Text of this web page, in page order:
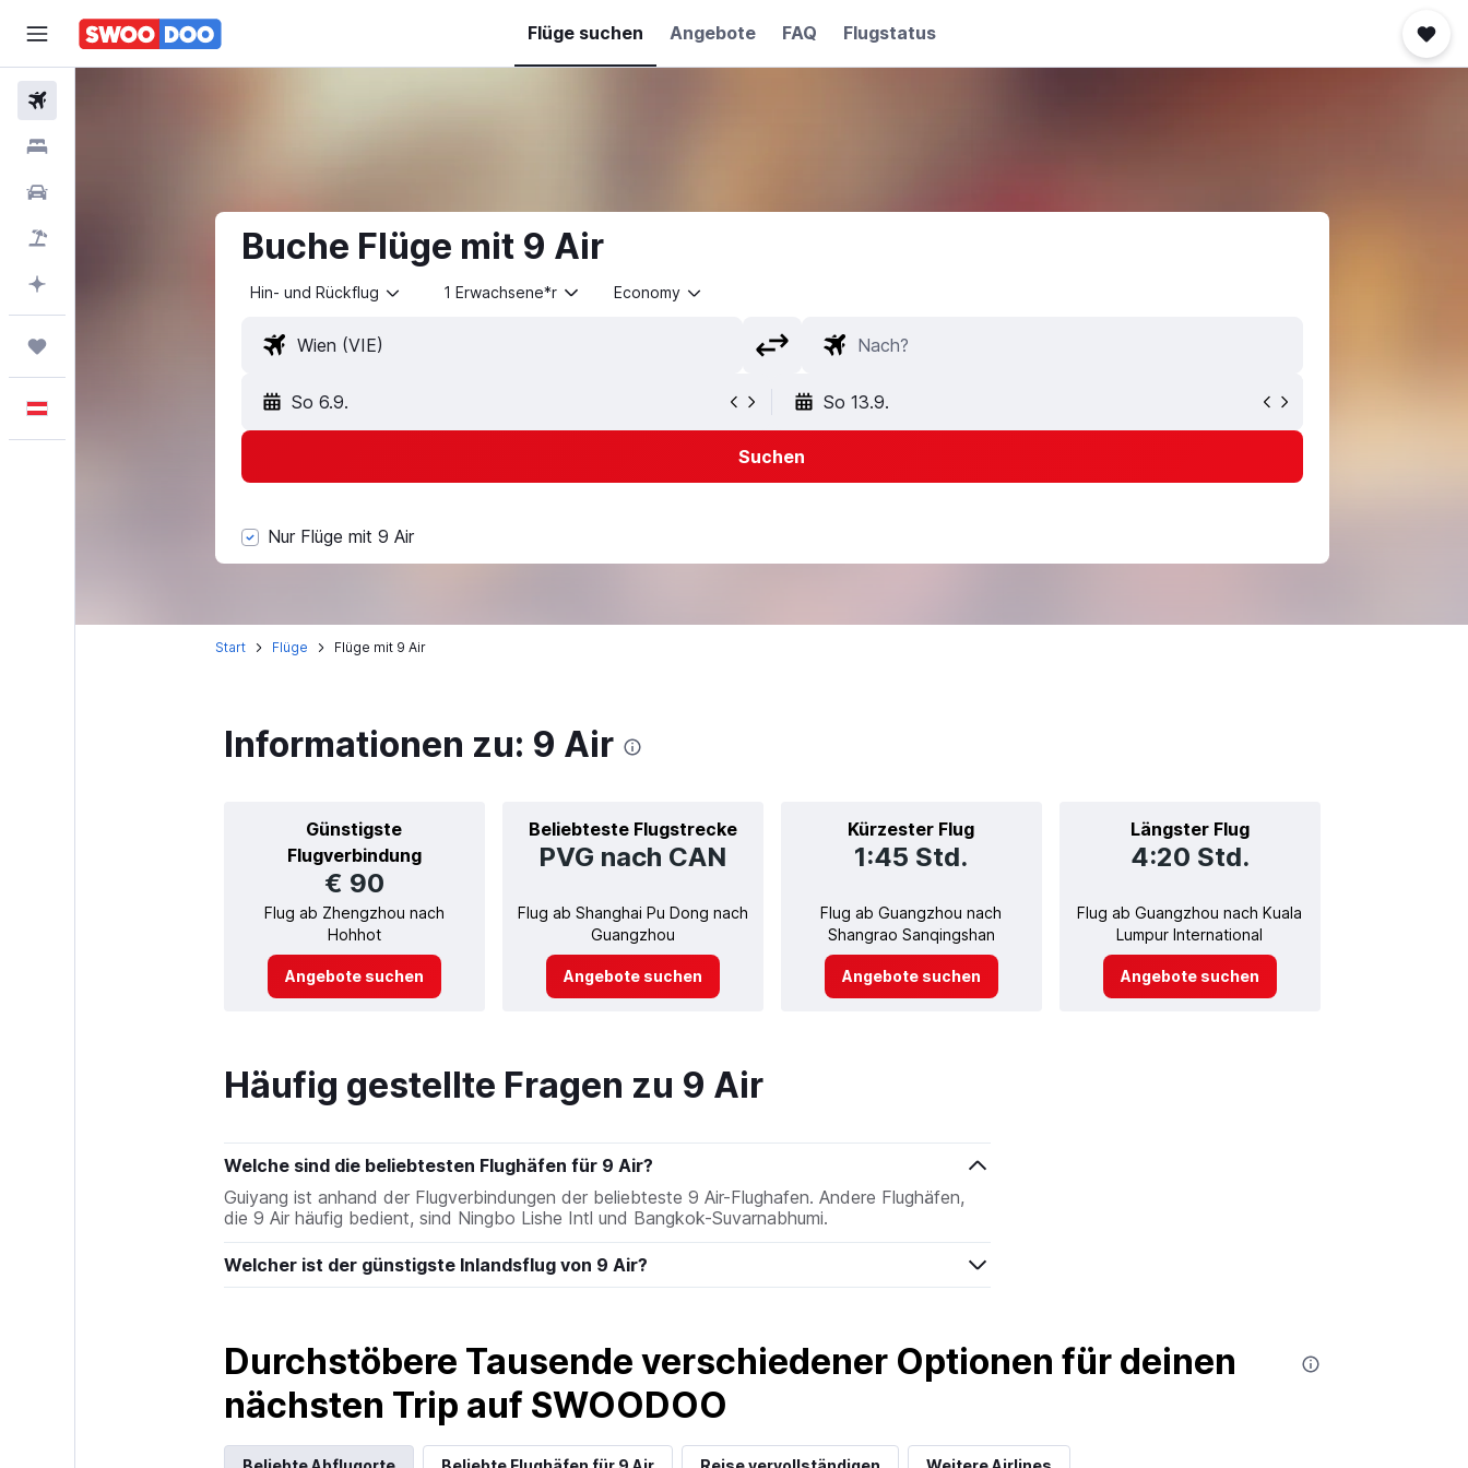
Flüge suchen Angebote FAQ Flugstatus
Buche Flüge mit 9 Air
Hin- und Rückflug 1 Erwachsene*r Economy
So 6.9. So 13.9.
Suchen
Nur Flüge mit 9 Air
Start Flüge Flüge mit 9 Air
Informationen zu: 9 Air
Günstigste
Flugverbindung
€ 90
Beliebteste Flugstrecke
PVG nach CAN
Kürzester Flug
1:45 Std.
Längster Flug
4:20 Std.
Flug ab Zhengzhou nach
Hohhot
Angebote suchen
Flug ab Shanghai Pu Dong nach
Guangzhou
Angebote suchen
Flug ab Guangzhou nach
Shangrao Sanqingshan
Angebote suchen
Flug ab Guangzhou nach Kuala
Lumpur International
Angebote suchen
Häufig gestellte Fragen zu 9 Air
Welche sind die beliebtesten Flughäfen für 9 Air?
Guiyang ist anhand der Flugverbindungen der beliebteste 9 Air-Flughafen. Andere Flughäfen,
die 9 Air häufig bedient, sind Ningbo Lishe Intl und Bangkok-Suvarnabhumi.
Welcher ist der günstigste Inlandsflug von 9 Air?
Durchstöbere Tausende verschiedener Optionen für deinen
nächsten Trip auf SWOODOO